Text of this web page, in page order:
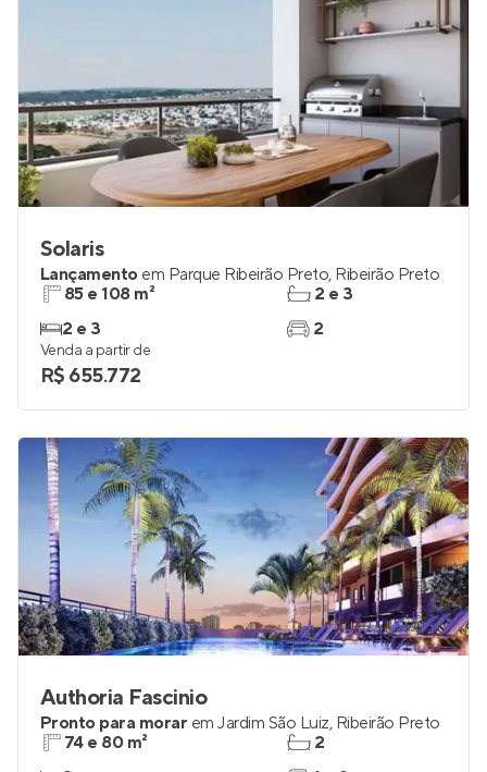
Solaris
Lançamento em Parque Ribeirão Preto, Ribeirão Preto
85 e 108 m²
2 e 3
2 e 3
2
Venda a partir de
R$ 655.772
Authoria Fascinio
Pronto para morar em Jardim São Luiz, Ribeirão Preto
74 e 80 m²
2